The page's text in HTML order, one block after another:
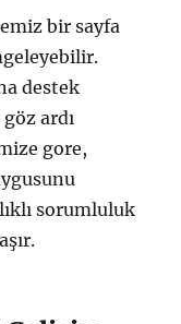
bir sayfa
destek
ardı
gore,
sorumluluk